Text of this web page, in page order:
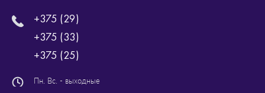
+375 (29)
+375 (33)
+375 (25)
Пн. Вс. - выходные